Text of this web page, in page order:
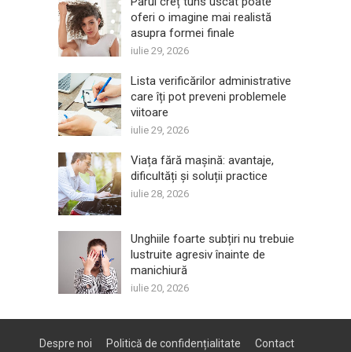
oferi o imagine mai realistă
asupra formei finale
iulie 29, 2026
Lista verificărilor administrative
care îți pot preveni problemele
viitoare
iulie 29, 2026
Viața fără mașină: avantaje,
dificultăți și soluții practice
iulie 28, 2026
Unghiile foarte subțiri nu trebuie
lustruite agresiv înainte de
manichiură
iulie 20, 2026
Despre noi Politică de confidențialitate Contact